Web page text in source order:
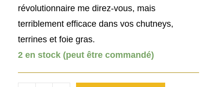
révolutionnaire me direz-vous, mais
terriblement efficace dans vos chutneys,
terrines et foie gras.
2 en stock (peut être commandé)